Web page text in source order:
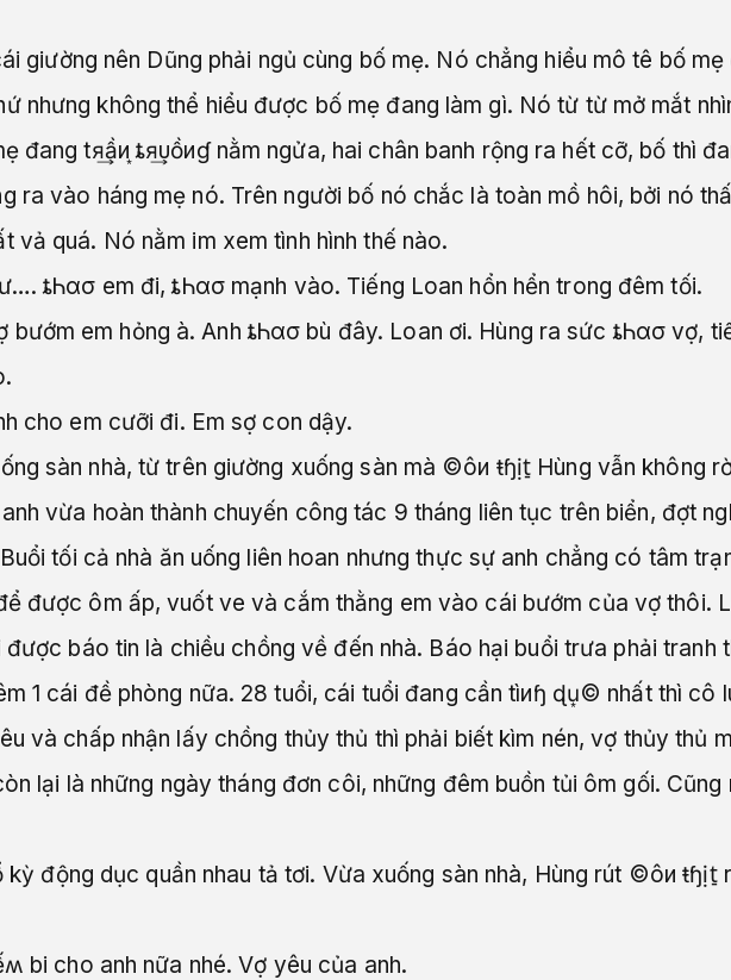
giường nên Dũng phải ngủ cùng bố mẹ. Nó chẳng hiểu mô tê bố mẹ
nhưng không thể hiểu được bố mẹ đang làm gì. Nó từ từ mở mắt
đang tя͢ầи ͙ȶя͢υồиɠ nằm ngửa, hai chân banh rộng ra hết cỡ, bố thì
ra vào háng mẹ nó. Trên người bố nó chắc là toàn mồ hôi, bởi nó
vả quá. Nó nằm im xem tình hình thế nào.
ȶᏂασ em đi, ȶᏂασ mạnh vào. Tiếng Loan hổn hển trong đêm tối.
bướm em hỏng à. Anh ȶᏂασ bù đây. Loan ơi. Hùng ra sức ȶᏂασ vợ,
cho em cưỡi đi. Em sợ con dậy.
sàn nhà, từ trên giường xuống sàn mà ©ôи ŧɧịt̠ Hùng vẫn không
vừa hoàn thành chuyến công tác 9 tháng liên tục trên biển, đợt
tối cả nhà ăn uống liên hoan nhưng thực sự anh chẳng có tâm
được ôm ấp, vuốt ve và cắm thằng em vào cái bướm của vợ thôi.
báo tin là chiều chồng về đến nhà. Báo hại buổi trưa phải tranh
1 cái đề phòng nữa. 28 tuổi, cái tuổi đang cần tìиɧ ɖu͙© nhất thì cô
và chấp nhận lấy chồng thủy thủ thì phải biết kìm nén, vợ thủy thủ
lại là những ngày tháng đơn côi, những đêm buồn tủi ôm gối.
kỳ động dục quần nhau tả tơi. Vừa xuống sàn nhà, Hùng rút ©ôи ŧɧịt̠
bi cho anh nữa nhé. Vợ yêu của anh.